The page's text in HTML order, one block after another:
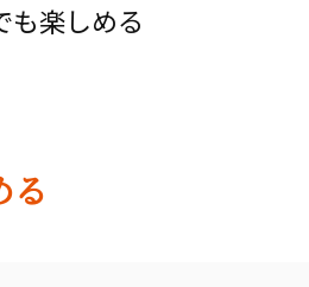
も楽しめる
る